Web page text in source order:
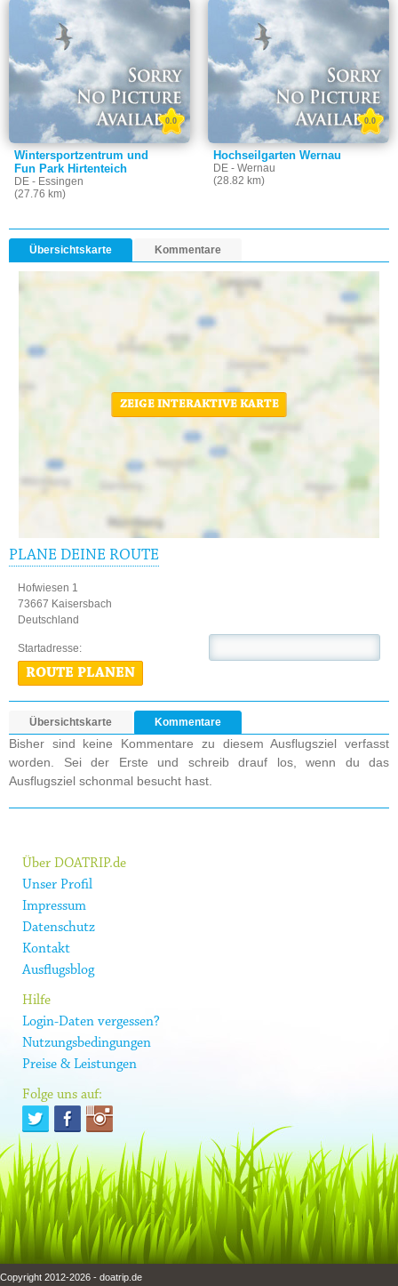
Wintersportzentrum und
Fun Park Hirtenteich
DE - Essingen
(27.76 km)
0.0
Hochseilgarten Wernau
DE - Wernau
(28.82 km)
0.0
Übersichtskarte Kommentare
ZEIGE INTERAKTIVE KARTE
PLANE DEINE ROUTE
Hofwiesen 1
73667 Kaisersbach
Deutschland
Startadresse:
ROUTE PLANEN
Übersichtskarte Kommentare
Bisher sind keine Kommentare zu diesem Ausflugsziel verfasst
worden. Sei der Erste und schreib drauf los, wenn du das
Ausflugsziel schonmal besucht hast.
Über DOATRIP.de
Unser Profil
Impressum
Datenschutz
Kontakt
Ausflugsblog
Hilfe
Login-Daten vergessen?
Nutzungsbedingungen
Preise & Leistungen
Folge uns auf:
Copyright 2012-2026 - doatrip.de